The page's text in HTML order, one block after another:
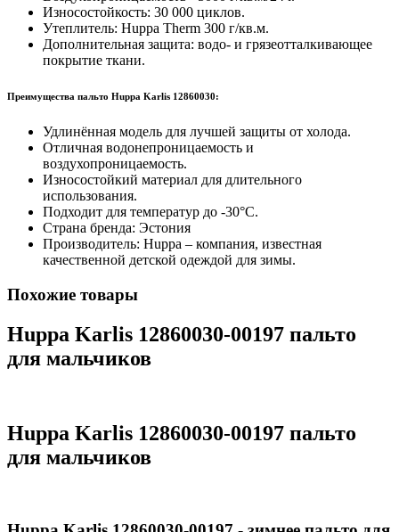
Износостойкость: 30 000 циклов.
Утеплитель: Huppa Therm 300 г/кв.м.
Дополнительная защита: водо- и грязеотталкивающее
покрытие ткани.
Преимущества пальто Huppa Karlis 12860030:
Удлинённая модель для лучшей защиты от холода.
Отличная водонепроницаемость и
воздухопроницаемость.
Износостойкий материал для длительного
использования.
Подходит для температур до -30°C.
Страна бренда: Эстония
Производитель: Huppa – компания, известная
качественной детской одеждой для зимы.
Похожие товары
Huppa Karlis 12860030-00197 пальто
для мальчиков
Huppa Karlis 12860030-00197 пальто
для мальчиков